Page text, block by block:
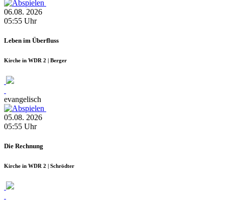
06.08. 2026
05:55 Uhr
Leben im Überfluss
Kirche in WDR 2 | Berger
evangelisch
05.08. 2026
05:55 Uhr
Die Rechnung
Kirche in WDR 2 | Schrödter